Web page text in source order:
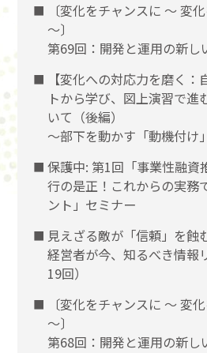
〔変化をチャンスに 〜 変
〜〕
第69回：開発と運用の新し
【変化への対応力を磨く
トから学び、図上演習で進
いて（後編）
〜部下を動かす「動機付け
保護中: 第1回「事業性融資
行の是正！これからの実務
ント」セミナー
見えざる敵が「信頼」を
経営者が今、知るべき情報
19回）
〔変化をチャンスに 〜 変
〜〕
第68回：開発と運用の新し